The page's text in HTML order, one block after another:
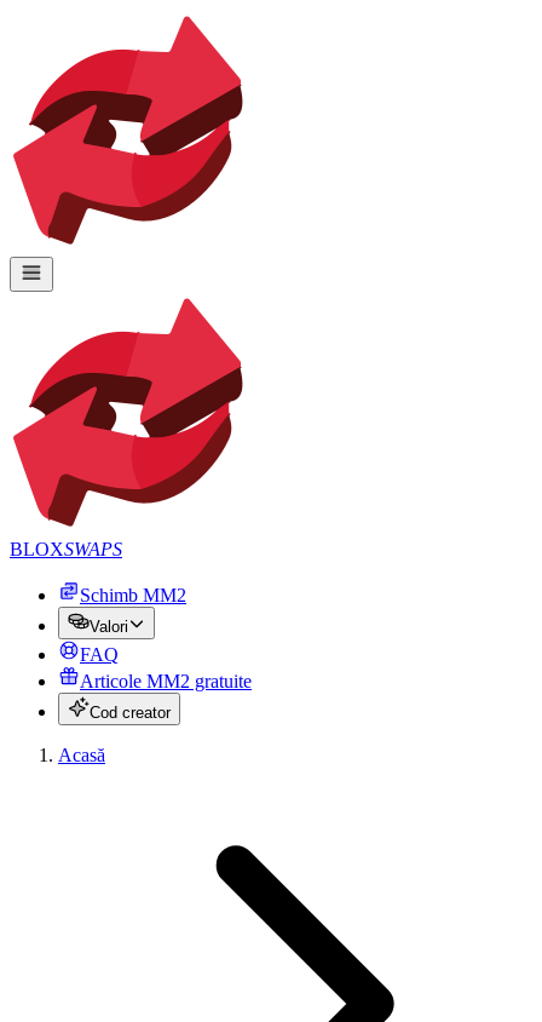
BLOXSWAPS
Schimb MM2
Valori
FAQ
Articole MM2 gratuite
Cod creator
Acasă